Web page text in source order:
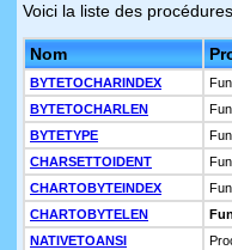
Voici la liste des
Nom
BYTETOCHARINDEX
BYTETOCHARLEN
BYTETYPE
CHARSETTOIDENT
CHARTOBYTEINDEX
CHARTOBYTELEN
NATIVETOANSI